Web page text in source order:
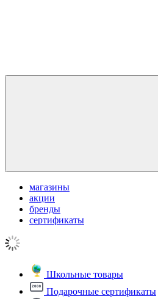
магазины
акции
бренды
сертификаты
Школьные товары
Подарочные сертификаты